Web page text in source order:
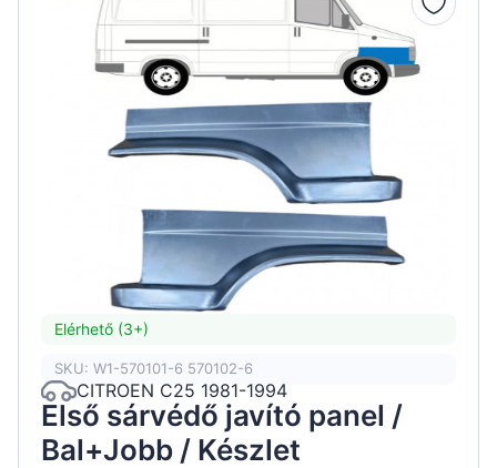
Elérhető (3+)
SKU: W1-570101-6 570102-6
CITROEN C25 1981-1994
Első sárvédő javító panel /
Bal+Jobb / Készlet